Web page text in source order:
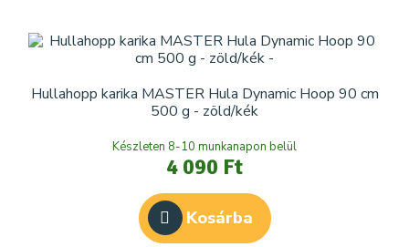
Hullahopp karika MASTER Hula Dynamic Hoop 90 cm
500 g - zöld/kék
Készleten 8-10 munkanapon belül
4 090 Ft
Kosárba